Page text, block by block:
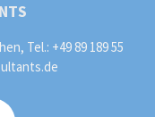
Tel.: +49 89 189 55